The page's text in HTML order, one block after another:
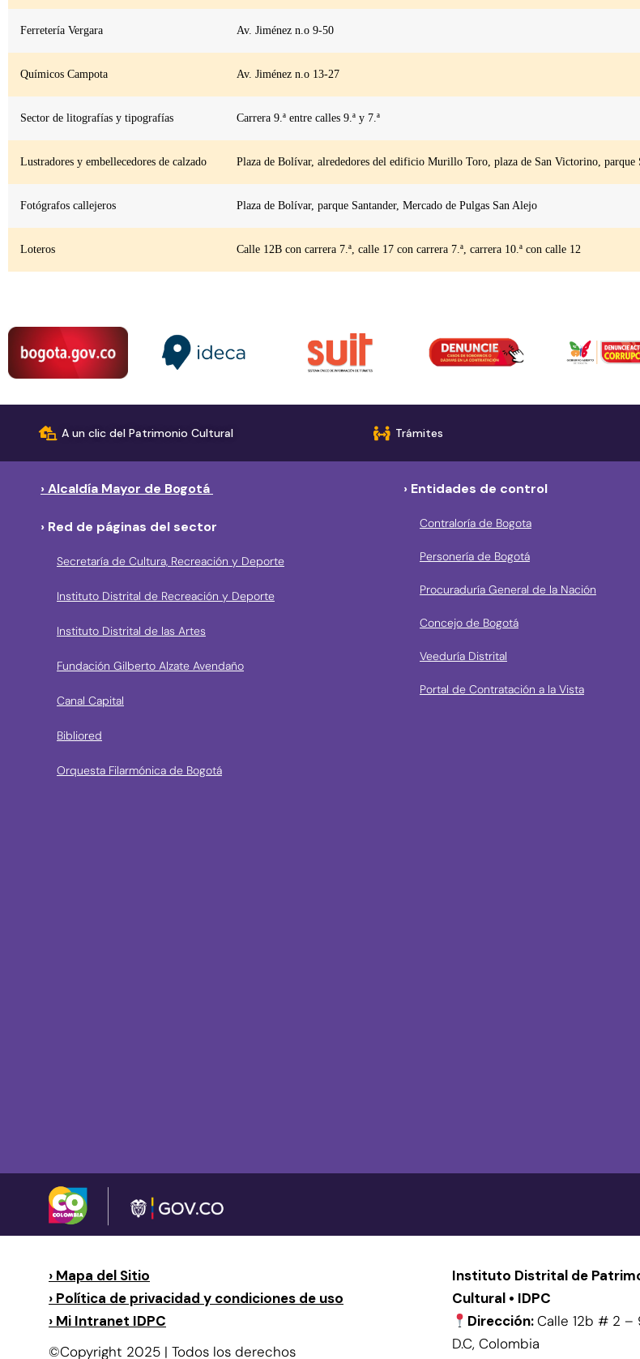
Ferretería Vergara Av. Jiménez n.o 9-50
Químicos Campota Av. Jiménez n.o 13-27
Sector de litografías y tipografías Carrera 9.ª entre calles 9.ª y 7.ª
Lustradores y embellecedores de calzado Plaza de Bolívar, alrededores del edificio Murillo Toro, plaza de San Victorino, parque
Fotógrafos callejeros Plaza de Bolívar, parque Santander, Mercado de Pulgas San Alejo
Loteros Calle 12B con carrera 7.ª, calle 17 con carrera 7.ª, carrera 10.ª con calle 12
A un clic del Patrimonio Cultural Trámites
› Alcaldía Mayor de Bogotá
› Red de páginas del sector
Secretaría de Cultura, Recreación y Deporte
Instituto Distrital de Recreación y Deporte
Instituto Distrital de las Artes
Fundación Gilberto Alzate Avendaño
Canal Capital
Bibliored
Orquesta Filarmónica de Bogotá
› Entidades de control
Contraloría de Bogota
Personería de Bogotá
Procuraduría General de la Nación
Concejo de Bogotá
Veeduría Distrital
Portal de Contratación a la Vista
› Mapa del Sitio
› Política de privacidad y condiciones de uso
› Mi Intranet IDPC
©Copyright 2025 | Todos los derechos
Instituto Distrital de
Cultural • IDPC
Dirección:Calle 12b # 2 –
D.C, Colombia